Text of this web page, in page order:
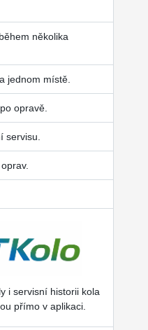
několika
jednom místě.
opravě.
servisu.
i servisní historii kola
přímo v aplikaci.